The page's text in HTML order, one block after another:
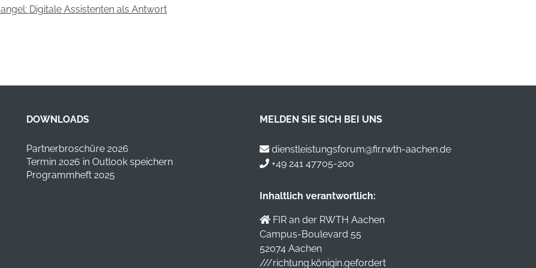
Digitale Assistenten als Antwort
DOWNLOADS
Partnerbroschüre 2026
Termin 2026 in Outlook speichern
Programmheft 2025
MELDEN SIE SICH BEI UNS
dienstleistungsforum@fir.rwth-aachen.de
+49 241 47705-200
Inhaltlich verantwortlich:
FIR an der RWTH Aachen
Campus-Boulevard 55
52074 Aachen
///richtung.königin.gefordert